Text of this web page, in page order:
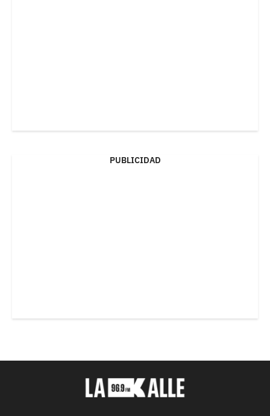
PUBLICIDAD